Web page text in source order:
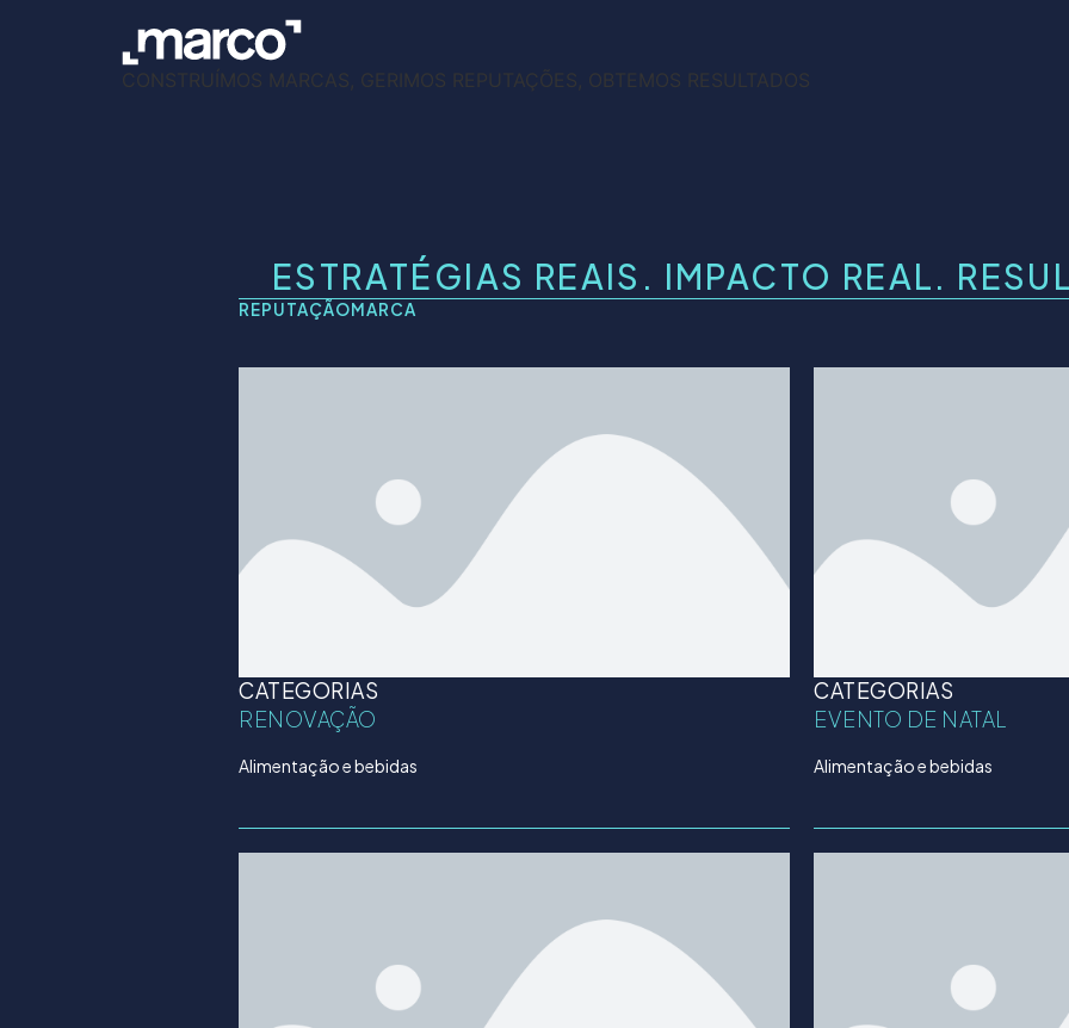
CONSTRUÍMOS MARCAS, GERIMOS REPUTAÇÕES, OBTEMOS RESULTADOS
ESTRATÉGIAS REAIS. IMPACTO REAL.
REPUTAÇÃOMARCA
CATEGORIAS
RENOVAÇÃO
Alimentação e bebidas
CATEGORIAS
EVENTO DE NATAL
Alimentação e bebidas